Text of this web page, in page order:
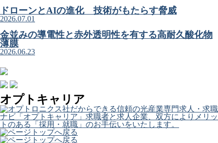
ドローンとAIの進化 技術がもたらす脅威
2026.07.01
金並みの導電性と赤外透明性を有する高耐久酸化物
薄膜
2026.06.23
オプトキャリア